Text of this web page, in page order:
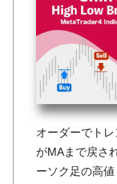
オーダーでト
がMAまで戻さ
ーソク足の高値